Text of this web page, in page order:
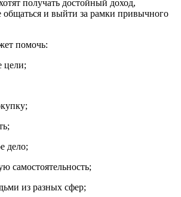
получать достойный доход,
общаться и выйти за рамки привычного
помочь:
цели;
дело;
самостоятельность;
из разных сфер;